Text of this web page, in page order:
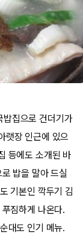
밥집으로 건더기가
랫장 인근에 있으
등에도 소개된 바
밥을 말아 드실
기본인 깍두기 김
짐하게 나온다.
대도 인기 메뉴.